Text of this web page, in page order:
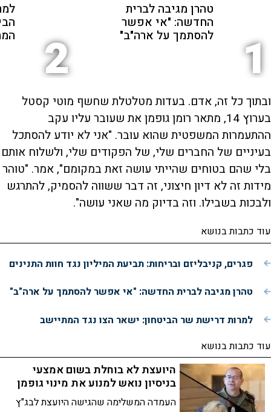
1
טהרן מגיבה לברית
החדשה: "אי אפשר
להסתמך על ארה"ב" 2
ובתוך כל זה, אדם. בעדות מטלטלת שחשף מוטי קסטל
בערוץ 14, מתאר רומן גופמן את שעובר עליו עקב
ההתעמרות המשפטית שהוא עובר. "אני לא יודע להסתכל
בעיניים של החברים שלי, של הפקודים שלי, ולשלוח אותם
בלי שהם בטוחים שהייתי עושה זאת במקומם", אמר. "טוהר
מידות זה לא דיון חיצוני, זה דבר ששווה להסמיק, להתרגש
ולבכות בשבילו. וזה בדיוק מה שאני עושה".
עוד כתבות בנושא
פגרים, קניבליזם ובריחות: תביעת המיליון נגד חוות התנינים
טהרן מגיבה לברית החדשה: "אי אפשר להסתמך על ארה"ב"
למרות דרישת שר הביטחון: ישאר הצו נגד המתיישב
עוד כתבות בנושא
היועצת לא בוחלת בשום אמצעי
בניסיון נואש למנוע את מינוי גופמן
העמדה המשלימה שהגישה היועצת לבג"ץ